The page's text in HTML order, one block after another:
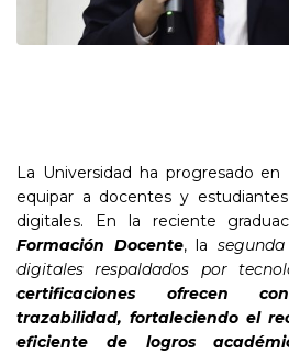
La Universidad ha progresado
equipar a docentes y
digitales. En la reciente
Formación Docente, la
digitales respaldados por
certificaciones ofrecen
trazabilidad, fortaleciendo el
eficiente de logros